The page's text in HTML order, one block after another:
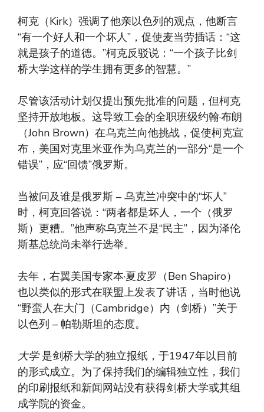
柯克（Kirk）强调了他亲以色列的观点，他断言
“有一个好人和一个坏人”，促使麦当劳插话：“这
就是孩子的道德。”柯克反驳说：“一个孩子比剑
桥大学这样的学生拥有更多的智慧。”
尽管该活动计划仅提出预先批准的问题，但柯克
坚持开放地板。这导致工会的全职班级约翰·布朗
（John Brown）在乌克兰向他挑战，促使柯克宣
布，美国对克里米亚作为乌克兰的一部分“是一个
错误”，应“回馈”俄罗斯。
当被问及谁是俄罗斯 – 乌克兰冲突中的“坏人”
时，柯克回答说：“两者都是坏人，一个（俄罗
斯）更糟。”他声称乌克兰不是“民主”，因为泽伦
斯基总统尚未举行选举。
去年，右翼美国专家本·夏皮罗（Ben Shapiro）
也以类似的形式在联盟上发表了讲话，当时他说
“野蛮人在大门（Cambridge）内（剑桥）”关于
以色列 – 帕勒斯坦的态度。
大学是剑桥大学的独立报纸，于1947年以目前
的形式成立。为了保持我们的编辑独立性，我们
的印刷报纸和新闻网站没有获得剑桥大学或其组
成学院的资金。